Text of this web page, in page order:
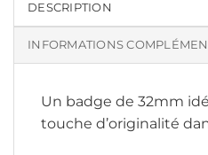
DESCRIPTION
INFORMATIONS
Un badge de 32mm
touche d’originalité